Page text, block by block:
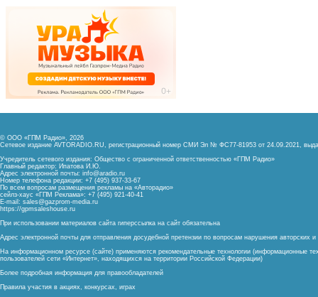
© ООО «ГПМ Радио», 2026
Сетевое издание AVTORADIO.RU, регистрационный номер СМИ Эл № ФС77-81953 от 24.09.2021,
Учредитель сетевого издания: Общество с ограниченной ответственностью «ГПМ Радио»
Главный редактор: Ипатова И.Ю.
Адрес электронной почты: info@aradio.ru
Номер телефона редакции: +7 (495) 937-33-67
По всем вопросам размещения рекламы на «Авторадио»
сейлз-хаус «ГПМ Реклама»: +7 (495) 921-40-41
E-mail: sales@gazprom-media.ru
https://gpmsaleshouse.ru
При использовании материалов сайта гиперссылка на сайт обязательна
Адрес электронной почты для отправления досудебной претензии по вопросам нарушения авторских
На информационном ресурсе (сайте) применяются рекомендательные технологии (информационные
пользователей сети «Интернет», находящихся на территории Российской Федерации)
Более подробная информация для правообладателей
Правила участия в акциях, конкурсах, играх